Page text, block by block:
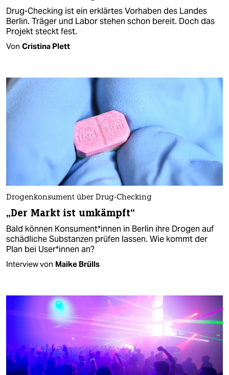
Drug-Checking ist ein erklärtes Vorhaben des Landes
Berlin. Träger und Labor stehen schon bereit. Doch das
Projekt steckt fest.
Von Cristina Plett
Drogenkonsument über Drug-Checking
„Der Markt ist umkämpft“
Bald können Konsument*innen in Berlin ihre Drogen auf
schädliche Substanzen prüfen lassen. Wie kommt der
Plan bei User*innen an?
Interview von Maike Brülls